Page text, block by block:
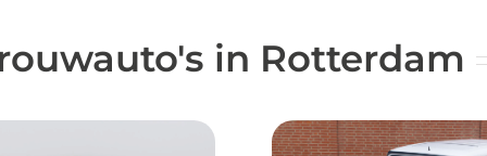
✔ Allriskverzekerd
✔Persoonlijk en snel contact
✔
✔
in Rotterdam